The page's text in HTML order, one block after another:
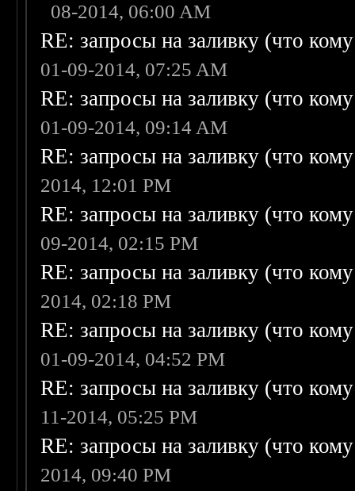
08-2014, 06:00 AM
RE: запросы на заливку (что
01-09-2014, 07:25 AM
RE: запросы на заливку (что
01-09-2014, 09:14 AM
RE: запросы на заливку (что
2014, 12:01 PM
RE: запросы на заливку (что
09-2014, 02:15 PM
RE: запросы на заливку (что
2014, 02:18 PM
RE: запросы на заливку (что
01-09-2014, 04:52 PM
RE: запросы на заливку (что
11-2014, 05:25 PM
RE: запросы на заливку (что
2014, 09:40 PM